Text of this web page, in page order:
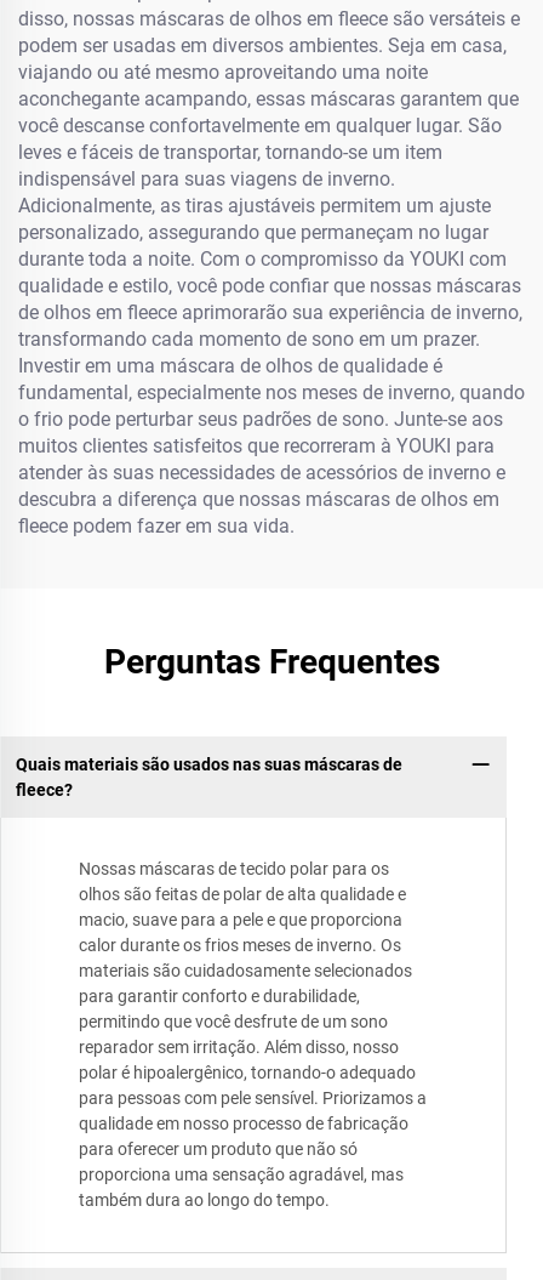
disso, nossas máscaras de olhos em fleece são versáteis e
podem ser usadas em diversos ambientes. Seja em casa,
viajando ou até mesmo aproveitando uma noite
aconchegante acampando, essas máscaras garantem que
você descanse confortavelmente em qualquer lugar. São
leves e fáceis de transportar, tornando-se um item
indispensável para suas viagens de inverno.
Adicionalmente, as tiras ajustáveis permitem um ajuste
personalizado, assegurando que permaneçam no lugar
durante toda a noite. Com o compromisso da YOUKI com
qualidade e estilo, você pode confiar que nossas máscaras
de olhos em fleece aprimorarão sua experiência de inverno,
transformando cada momento de sono em um prazer.
Investir em uma máscara de olhos de qualidade é
fundamental, especialmente nos meses de inverno, quando
o frio pode perturbar seus padrões de sono. Junte-se aos
muitos clientes satisfeitos que recorreram à YOUKI para
atender às suas necessidades de acessórios de inverno e
descubra a diferença que nossas máscaras de olhos em
fleece podem fazer em sua vida.
Perguntas Frequentes
Quais materiais são usados nas suas máscaras de
fleece?
Nossas máscaras de tecido polar para os
olhos são feitas de polar de alta qualidade e
macio, suave para a pele e que proporciona
calor durante os frios meses de inverno. Os
materiais são cuidadosamente selecionados
para garantir conforto e durabilidade,
permitindo que você desfrute de um sono
reparador sem irritação. Além disso, nosso
polar é hipoalergênico, tornando-o adequado
para pessoas com pele sensível. Priorizamos a
qualidade em nosso processo de fabricação
para oferecer um produto que não só
proporciona uma sensação agradável, mas
também dura ao longo do tempo.